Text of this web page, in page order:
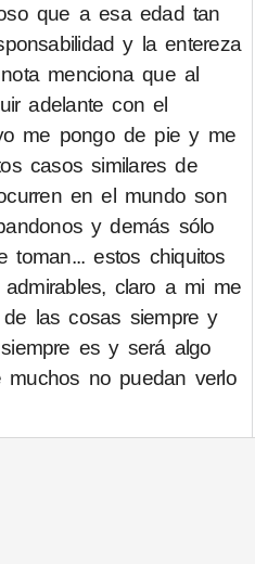
que a esa edad tan
y la entereza
menciona que al
adelante con el
me pongo de pie y me
casos similares de
en el mundo son
y demás sólo
toman... estos chiquitos
claro a mi me
las cosas siempre y
es y será algo
muchos no puedan verlo